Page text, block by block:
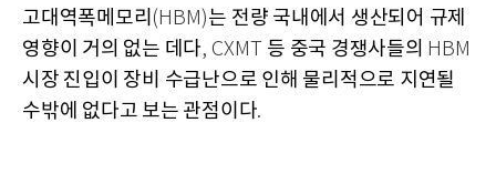
고대역폭메모리 (HBM)는 전량 국내에서 생산되어 규제
영향이 거의 없는 데다, CXMT 등 중국 경쟁사들의 HBM
시장 진입이 장비 수급난으로 인해 물리적으로 지연될
수밖에 없다고 보는 관점이다.